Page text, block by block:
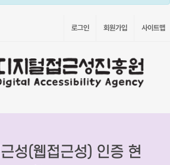
로그인 회원가입 사이트맵
성(웹접근성) 인증 현